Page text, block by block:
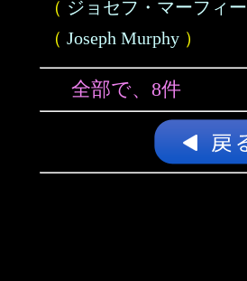
（ ジョセフ・マーフィー
（ Joseph Murphy ）
全部で、8件